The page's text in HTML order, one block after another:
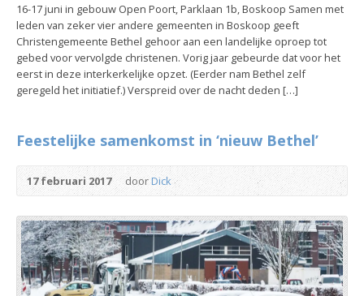
16-17 juni in gebouw Open Poort, Parklaan 1b, Boskoop Samen met
leden van zeker vier andere gemeenten in Boskoop geeft
Christengemeente Bethel gehoor aan een landelijke oproep tot
gebed voor vervolgde christenen. Vorig jaar gebeurde dat voor het
eerst in deze interkerkelijke opzet. (Eerder nam Bethel zelf
geregeld het initiatief.) Verspreid over de nacht deden […]
Feestelijke samenkomst in ‘nieuw Bethel’
17 februari 2017 doorDick